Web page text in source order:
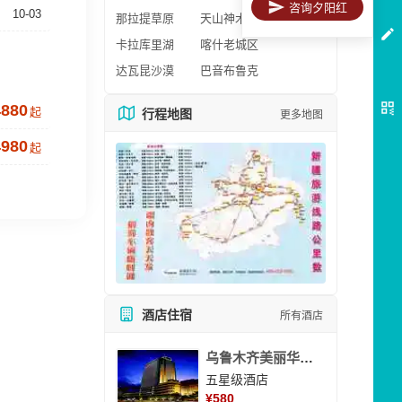
10-03
起
起
那拉提草原
天山神木园
卡拉库里湖
喀什老城区
达瓦昆沙漠
巴音布鲁克
行程地图 更多地图
酒店住宿 所有酒店
乌鲁木齐美丽华大酒
五星级酒店
¥580
咨询夕阳红